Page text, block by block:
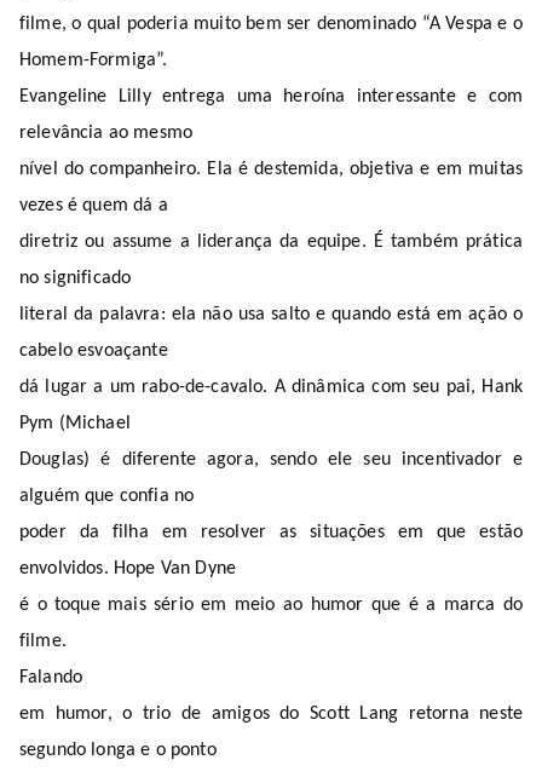
filme, o qual poderia muito bem ser denominado “A Vespa e o
Homem-Formiga”.
Evangeline Lilly entrega uma heroína interessante e com
relevância ao mesmo
nível do companheiro. Ela é destemida, objetiva e em muitas
vezes é quem dá a
diretriz ou assume a liderança da equipe. É também prática
no significado
literal da palavra: ela não usa salto e quando está em ação o
cabelo esvoaçante
dá lugar a um rabo-de-cavalo. A dinâmica com seu pai, Hank
Pym (Michael
Douglas) é diferente agora, sendo ele seu incentivador e
alguém que confia no
poder da filha em resolver as situações em que estão
envolvidos. Hope Van Dyne
é o toque mais sério em meio ao humor que é a marca do
filme.
Falando
em humor, o trio de amigos do Scott Lang retorna neste
segundo longa e o ponto